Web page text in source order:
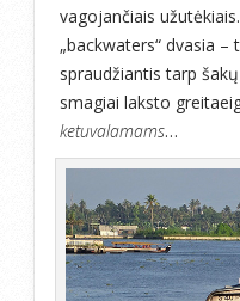
vagojančiais
„backwaters“ dvasia
spraudžiantis tarp
smagiai laksto
ketuvalamams…